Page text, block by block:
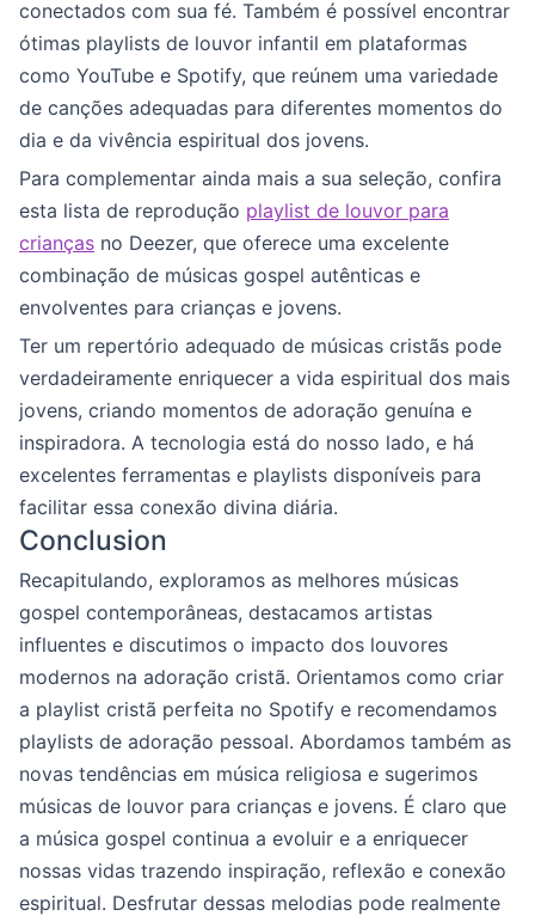
conectados com sua fé. Também é possível encontrar
ótimas playlists de louvor infantil em plataformas
como YouTube e Spotify, que reúnem uma variedade
de canções adequadas para diferentes momentos do
dia e da vivência espiritual dos jovens.
Para complementar ainda mais a sua seleção, confira
esta lista de reprodução playlist de louvor para
crianças no Deezer, que oferece uma excelente
combinação de músicas gospel autênticas e
envolventes para crianças e jovens.
Ter um repertório adequado de músicas cristãs pode
verdadeiramente enriquecer a vida espiritual dos mais
jovens, criando momentos de adoração genuína e
inspiradora. A tecnologia está do nosso lado, e há
excelentes ferramentas e playlists disponíveis para
facilitar essa conexão divina diária.
Conclusion
Recapitulando, exploramos as melhores músicas
gospel contemporâneas, destacamos artistas
influentes e discutimos o impacto dos louvores
modernos na adoração cristã. Orientamos como criar
a playlist cristã perfeita no Spotify e recomendamos
playlists de adoração pessoal. Abordamos também as
novas tendências em música religiosa e sugerimos
músicas de louvor para crianças e jovens. É claro que
a música gospel continua a evoluir e a enriquecer
nossas vidas trazendo inspiração, reflexão e conexão
espiritual. Desfrutar dessas melodias pode realmente